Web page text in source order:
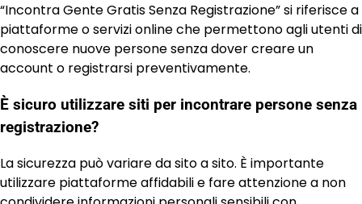
“Incontra Gente Gratis Senza Registrazione” si riferisce a
piattaforme o servizi online che permettono agli utenti di
conoscere nuove persone senza dover creare un
account o registrarsi preventivamente.
È sicuro utilizzare siti per incontrare persone senza
registrazione?
La sicurezza può variare da sito a sito. È importante
utilizzare piattaforme affidabili e fare attenzione a non